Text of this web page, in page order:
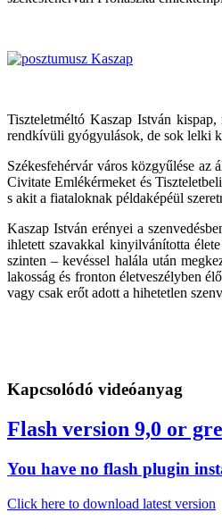
Tiszteletméltó Kaszap István
rendkívüli gyógyulások, de sok lelki
Székesfehérvár város közgyűlése az
Civitate Emlékérmeket és
s akit a fiataloknak példaképéül
Kaszap István erényei a
ihletett szavakkal kinyilvánította
szinten – kevéssel halála után
lakosság és fronton életveszélyben
vagy csak erőt adott a hihetetlen
Kapcsolódó videóanyag
Flash version 9,0 or
You have no flash plugin
Click here to download latest version